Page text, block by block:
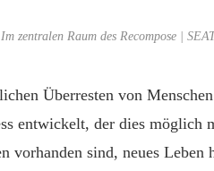
Im zentralen Raum des Recompose |
Überresten von
entwickelt, der dies möglich
vorhanden sind, neues